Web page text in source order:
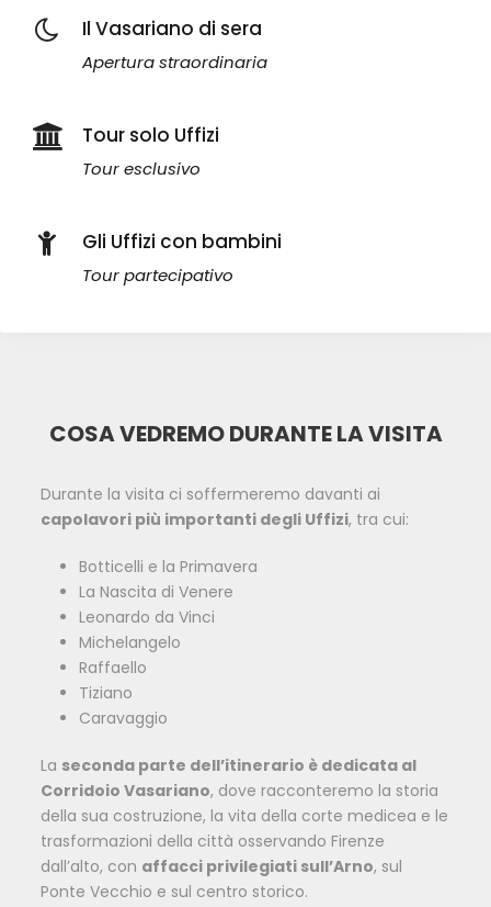
Il Vasariano di sera
Apertura straordinaria
Tour solo Uffizi
Tour esclusivo
Gli Uffizi con bambini
Tour partecipativo
COSA VEDREMO DURANTE LA VISITA
Durante la visita ci soffermeremo davanti ai
capolavori più importanti degli Uffizi, tra cui:
Botticelli e la Primavera
La Nascita di Venere
Leonardo da Vinci
Michelangelo
Raffaello
Tiziano
Caravaggio
La seconda parte dell’itinerario è dedicata al
Corridoio Vasariano, dove racconteremo la storia
della sua costruzione, la vita della corte medicea e le
trasformazioni della città osservando Firenze
dall’alto, con affacci privilegiati sull’Arno, sul
Ponte Vecchio e sul centro storico.